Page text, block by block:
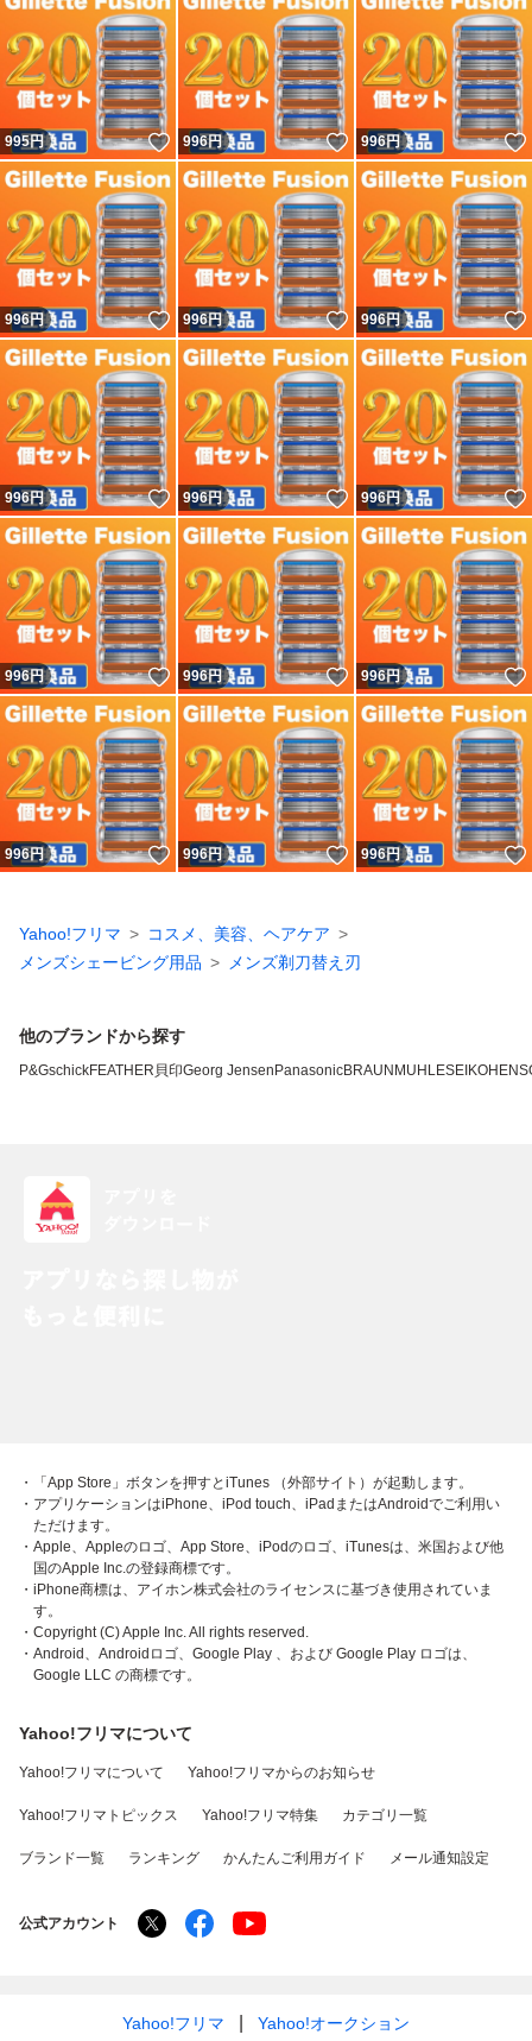
995円 いいね！
996円 いいね！
996円
996円 いいね！
996円 いいね！
996円
996円 いいね！
996円 いいね！
996円
996円 いいね！
996円 いいね！
996円
996円 いいね！
996円 いいね！
996円
Yahoo!フリマ
コスメ、美容、ヘアケア
メンズシェービング用品
メンズ剃刀替え刃
他のブランドから探す
P&GschickFEATHER 貝印Georg Jensen PanasonicBRAUN MUHLESEIKO
・「App Store」ボタンを押すとiTunes （外部サイト）が起動します。
・アプリケーションはiPhone、iPod touch、iPadまたはAndroidでご利用い
ただけます。
・Apple、Appleのロゴ、App Store、iPodのロゴ、iTunesは、米国および他
国のApple Inc.の登録商標です。
・iPhone商標は、アイホン株式会社のライセンスに基づき使用されていま
す。
・Copyright (C) Apple Inc. All rights reserved.
・Android、Androidロゴ、Google Play 、および Google Play ロゴは、
Google LLC の商標です。
Yahoo!フリマについて
Yahoo!フリマについて Yahoo!フリマからのお知らせ
Yahoo!フリマトピックス Yahoo!フリマ特集 カテゴリ一覧
ブランド一覧 ランキング かんたんご利用ガイド メール通知設定
公式アカウント
Yahoo!フリマ Yahoo!オークション